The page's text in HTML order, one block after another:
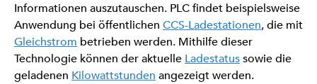
Informationen auszutauschen. PLC findet beispielsweise
Anwendung bei öffentlichen CCS-Ladestationen, die mit
Gleichstrom betrieben werden. Mithilfe dieser
Technologie können der aktuelle Ladestatussowie die
geladenen Kilowattstunden angezeigt werden.